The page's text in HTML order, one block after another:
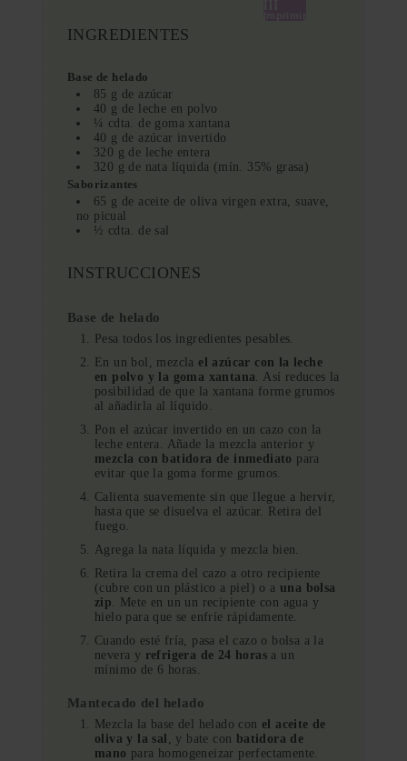
INGREDIENTES
Base de helado
85 g de azúcar
40 g de leche en polvo
¼ cdta. de goma xantana
40 g de azúcar invertido
320 g de leche entera
320 g de nata líquida (mín. 35% grasa)
Saborizantes
65 g de aceite de oliva virgen extra, suave,
no picual
½ cdta. de sal
INSTRUCCIONES
Base de helado
Pesa todos los ingredientes pesables.
En un bol, mezcla el azúcar con la leche
en polvo y la goma xantana . Así reduces la
posibilidad de que la xantana forme grumos
al añadirla al líquido.
Pon el azúcar invertido en un cazo con la
leche entera. Añade la mezcla anterior y
mezcla con batidora de inmediato para
evitar que la goma forme grumos.
Calienta suavemente sin que llegue a hervir,
hasta que se disuelva el azúcar. Retira del
fuego.
Agrega la nata líquida y mezcla bien.
Retira la crema del cazo a otro recipiente
(cubre con un plástico a piel) o a una bolsa
zip . Mete en un un recipiente con agua y
hielo para que se enfríe rápidamente.
Cuando esté fría, pasa el cazo o bolsa a la
nevera y refrigera de 24 horas a un
mínimo de 6 horas.
Mantecado del helado
Mezcla la base del helado con el aceite de
oliva y la sal
, y bate con batidora de
mano para homogeneizar perfectamente.